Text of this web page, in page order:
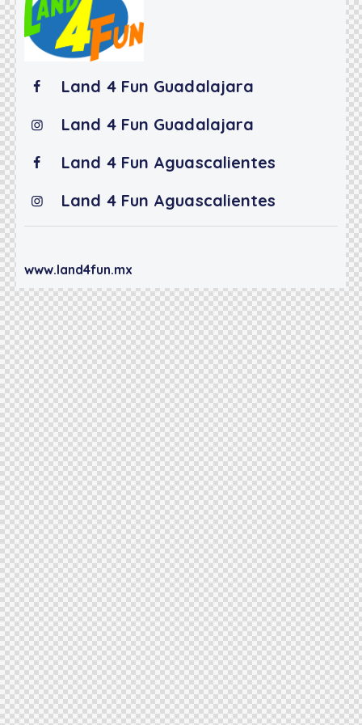
Land 4 Fun Guadalajara
Land 4 Fun Guadalajara
Land 4 Fun Aguascalientes
Land 4 Fun Aguascalientes
www.land4fun.mx